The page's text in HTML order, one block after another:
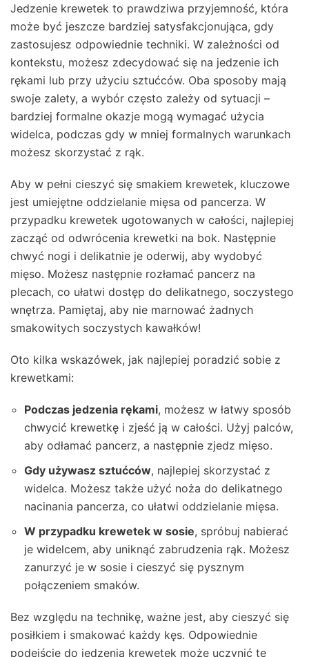
Jedzenie krewetek to prawdziwa przyjemność, która
może być jeszcze bardziej satysfakcjonująca, gdy
zastosujesz odpowiednie techniki. W zależności od
kontekstu, możesz zdecydować się na jedzenie ich
rękami lub przy użyciu sztućców. Oba sposoby mają
swoje zalety, a wybór często zależy od sytuacji –
bardziej formalne okazje mogą wymagać użycia
widelca, podczas gdy w mniej formalnych warunkach
możesz skorzystać z rąk.
Aby w pełni cieszyć się smakiem krewetek, kluczowe
jest umiejętne oddzielanie mięsa od pancerza. W
przypadku krewetek ugotowanych w całości, najlepiej
zacząć od odwrócenia krewetki na bok. Następnie
chwyć nogi i delikatnie je oderwij, aby wydobyć
mięso. Możesz następnie rozłamać pancerz na
plecach, co ułatwi dostęp do delikatnego, soczystego
wnętrza. Pamiętaj, aby nie marnować żadnych
smakowitych soczystych kawałków!
Oto kilka wskazówek, jak najlepiej poradzić sobie z
krewetkami:
Podczas jedzenia rękami, możesz w łatwy sposób
chwycić krewetkę i zjeść ją w całości. Użyj palców,
aby odłamać pancerz, a następnie zjedz mięso.
Gdy używasz sztućców, najlepiej skorzystać z
widelca. Możesz także użyć noża do delikatnego
nacinania pancerza, co ułatwi oddzielanie mięsa.
W przypadku krewetek w sosie, spróbuj nabierać
je widelcem, aby uniknąć zabrudzenia rąk. Możesz
zanurzyć je w sosie i cieszyć się pysznym
połączeniem smaków.
Bez względu na technikę, ważne jest, aby cieszyć się
posiłkiem i smakować każdy kęs. Odpowiednie
podejście do jedzenia krewetek może uczynić tę